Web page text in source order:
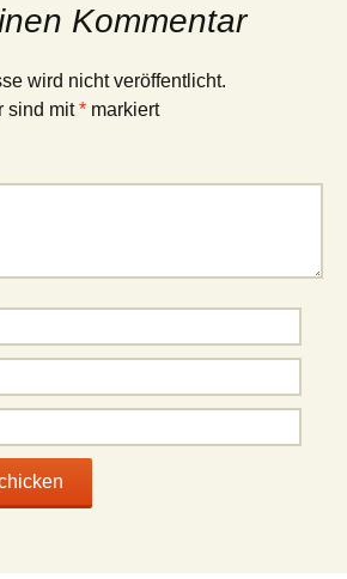
Kommentar
wird nicht veröffentlicht.
sind mit* markiert